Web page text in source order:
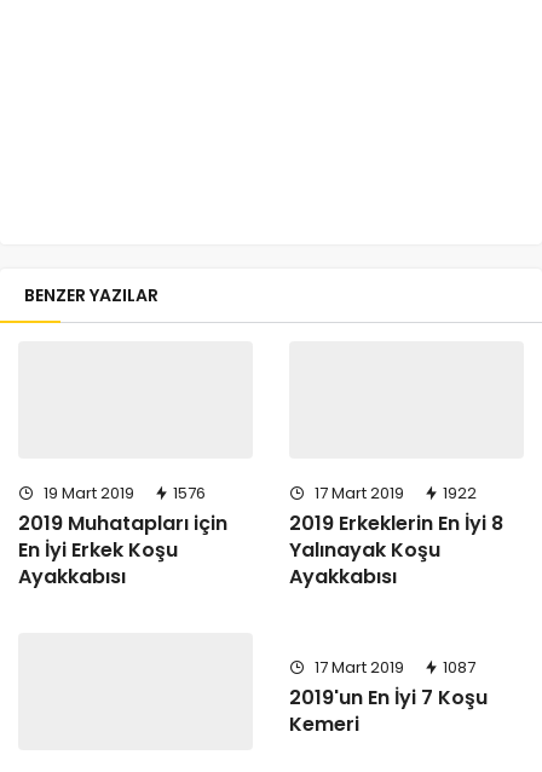
BENZER YAZILAR
19 Mart 2019 1576
2019 Muhatapları için
En İyi Erkek Koşu
Ayakkabısı
17 Mart 2019 1922
2019 Erkeklerin En İyi 8
Yalınayak Koşu
Ayakkabısı
17 Mart 2019 1087
2019'un En İyi 7 Koşu
Kemeri